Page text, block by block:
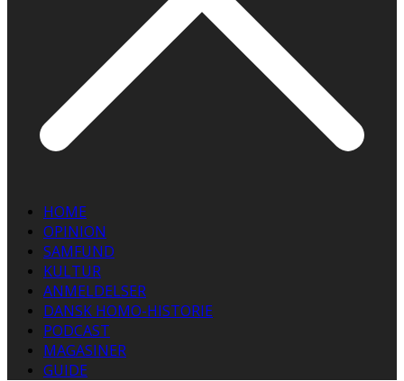
HOME
OPINION
SAMFUND
KULTUR
ANMELDELSER
DANSK HOMO-HISTORIE
PODCAST
MAGASINER
GUIDE